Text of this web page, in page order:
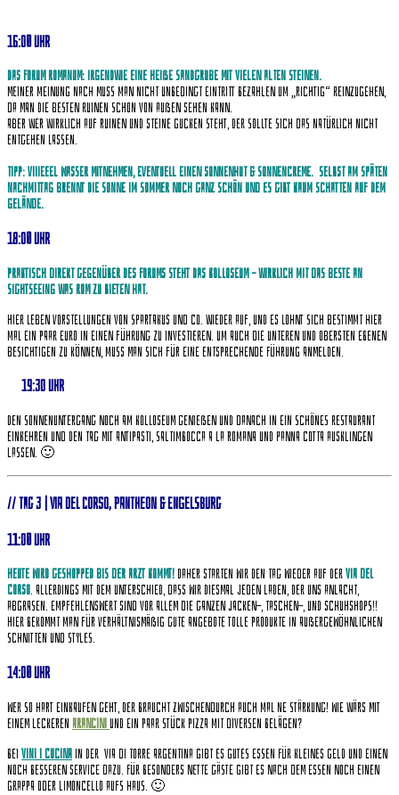
16:00 Uhr
Das Forum Romanum: Irgendwie eine heiße Sandgrube mit vielen alten Steinen.
Meiner Meinung nach muss man nicht unbedingt Eintritt bezahlen um „richtig“ reinzugehen,
da man die besten Ruinen schon von außen sehen kann.
Aber wer wirklich auf Ruinen und Steine gucken steht, der sollte sich das natürlich nicht
entgehen lassen.
Tipp: Viiieeel Wasser mitnehmen, eventuell einen Sonnenhut &Sonnencreme. Selbst am späten
nachmittag brennt die Sonne im Sommer noch ganz schön und es gibt kaum Schatten auf dem
Gelände.
18:00 Uhr
Praktisch direkt gegenüber des Forums steht das Kolloseum – wirklich mit das Beste an
Sightseeing was Rom zu bieten hat.
Hier leben Vorstellungen von Spartakus und Co. wieder auf, und es lohnt sich bestimmt hier
mal ein paar Euro in einen Führung zu investieren. Um auch die unteren und obersten Ebenen
besichtigen zu können, muss man sich für eine entsprechende Führung anmelden.
19:30 Uhr
Den Sonnenuntergang noch am Kolloseum genießen und danach in ein schönes Restaurant
einkehren und den Tag mit Antipasti, Saltimbocca a la Romana und Panna Cotta ausklingen
lassen. 🙂
// Tag 3 | Via del Corso, Pantheon & Engelsburg
11:00 Uhr
Heute wird geshopped bis der Arzt kommt!Daher starten wir den Tag wieder auf derVia del
Corso. Allerdings mit dem Unterschied, dass wir diesmal jeden Laden, der uns anlacht,
abgrasen. Empfehlenswert sind vor allem die ganzen Jacken-, Taschen-, und Schuhshops!!
Hier bekommt man für verhältnismäßig gute Angebote tolle Produkte in außergewöhnlichen
Schnitten und Styles.
14:00 Uhr
Wer so hart einkaufen geht, der braucht zwischendurch auch mal ne Stärkung! Wie wärs mit
einem leckeren Aranciniund ein paar Stück Pizza mit diversen Belägen?
Bei Vini i Cucinain der Via di Torre Argentina gibt es gutes Essen für kleines Geld und einen
noch besseren Service dazu. Für besonders nette Gäste gibt es nach dem Essen noch einen
Grappa oder Limoncello aufs Haus. 🙂